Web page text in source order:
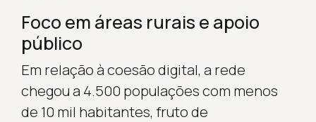
Foco em áreas rurais e apoio
público
Em relação à coesão digital, a rede
chegou a 4.500 populações com menos
de 10 mil habitantes, fruto de